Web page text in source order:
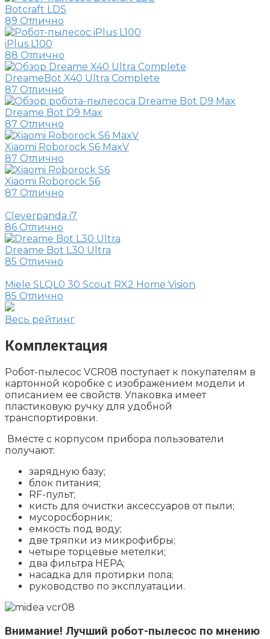
Botcraft LDS
89 Отлично
iPlus L100
88 Отлично
DreameBot X40 Ultra Complete
87 Отлично
Dreame Bot D9 Max
87 Отлично
Xiaomi Roborock S6 MaxV
87 Отлично
Xiaomi Roborock S6
87 Отлично
Cleverpanda i7
86 Отлично
Dreame Bot L30 Ultra
85 Отлично
Miele SLQL0 30 Scout RX2 Home Vision
85 Отлично
Весь рейтинг
Комплектация
Робот-пылесос VCR08 поступает к покупателям в
картонной коробке с изображением модели и
описанием ее свойств. Упаковка имеет
пластиковую ручку для удобной
транспортировки.
Вместе с корпусом прибора пользователи
получают:
зарядную базу;
блок питания;
RF-пульт;
кисть для очистки аксессуаров от пыли;
мусоросборник;
емкость под воду;
две тряпки из микрофибры;
четыре торцевые метелки;
два фильтра HEPA;
насадка для протирки пола;
руководство по эксплуатации.
Внимание! Лучший робот-пылесос по мнению